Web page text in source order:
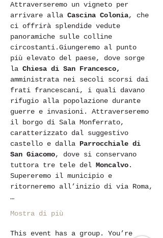
Attraverseremo un vigneto per
arrivare alla Cascina Colonia, che
ci offrirà splendide vedute
panoramiche sulle colline
circostanti.Giungeremo al punto
più elevato del paese, dove sorge
la Chiesa di San Francesco,
amministrata nei secoli scorsi dai
frati francescani, i quali davano
rifugio alla popolazione durante
guerre e invasioni. Attraverseremo
il borgo di Sala Monferrato,
caratterizzato dal suggestivo
castello e dalla Parrocchiale di
San Giacomo, dove si conservano
tuttora tre tele del Moncalvo.
Supereremo il municipio e
ritorneremo all’inizio di via Roma,
…
Mostra di più
This event has a group. You’re